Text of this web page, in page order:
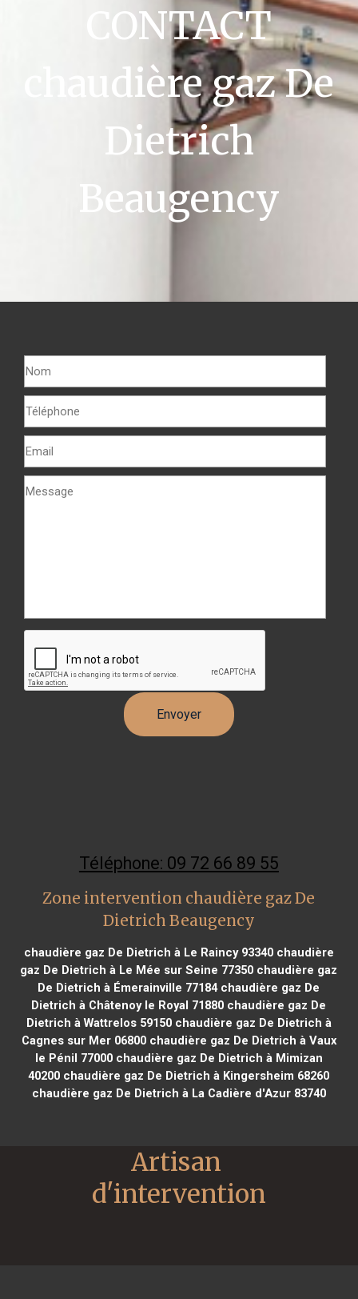
CONTACT
chaudière gaz De
Dietrich
Beaugency
Téléphone: 09 72 66 89 55
Zone intervention chaudière gaz De
Dietrich Beaugency
chaudière gaz De Dietrich à Le Raincy 93340chaudière
gaz De Dietrich à Le Mée sur Seine 77350 chaudière gaz
De Dietrich à Émerainville 77184chaudière gaz De
Dietrich à Châtenoy le Royal 71880 chaudière gaz De
Dietrich à Wattrelos 59150chaudière gaz De Dietrich à
Cagnes sur Mer 06800chaudière gaz De Dietrich à Vaux
le Pénil 77000chaudière gaz De Dietrich à Mimizan
40200 chaudière gaz De Dietrich à Kingersheim 68260
chaudière gaz De Dietrich à La Cadière d'Azur 83740
Artisan
d'intervention